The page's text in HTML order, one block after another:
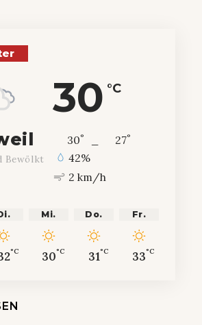
30 °C
Bewölkt
30° 27°
42%
2 km/h
°C
Mi.
30°C
Do.
31°C
Fr.
33°C